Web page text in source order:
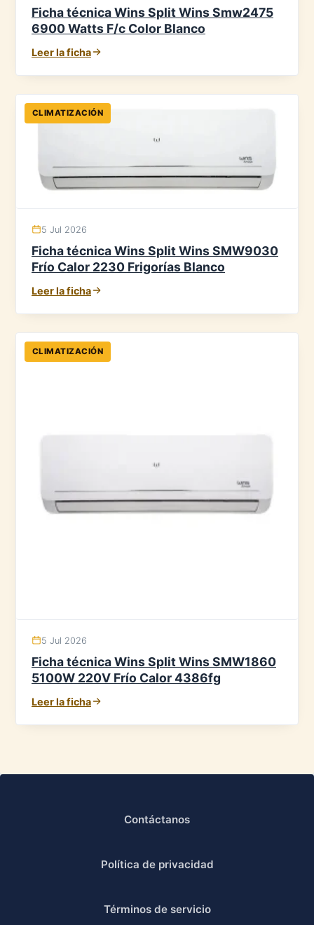
Ficha técnica Wins Split Wins Smw2475
6900 Watts F/c Color Blanco
Leer la ficha
CLIMATIZACIÓN
5 Jul 2026
Ficha técnica Wins Split Wins SMW9030
Frío Calor 2230 Frigorías Blanco
Leer la ficha
CLIMATIZACIÓN
5 Jul 2026
Ficha técnica Wins Split Wins SMW1860
5100W 220V Frío Calor 4386fg
Leer la ficha
Contáctanos
Política de privacidad
Términos de servicio